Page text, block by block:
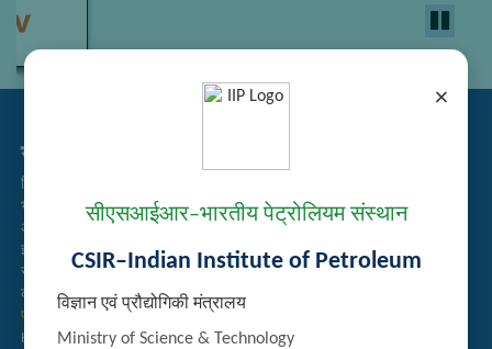
×
सीएसआईआर–भारतीय पेट्रोलियम संस्थान
CSIR–Indian Institute of Petroleum
विज्ञान एवं प्रौद्योगिकी मंत्रालय
Ministry of Science & Technology
सम्बद्ध लिंक्स
निविदा प्रबंधन
भर्ती
अतिथि गृह आरक्षण
इंट्रानेट
संग्रह
कर्मचारी खोज
प्रौद्योगिकी ब्रोशर
Handling of Complaints of Sexual Harassment